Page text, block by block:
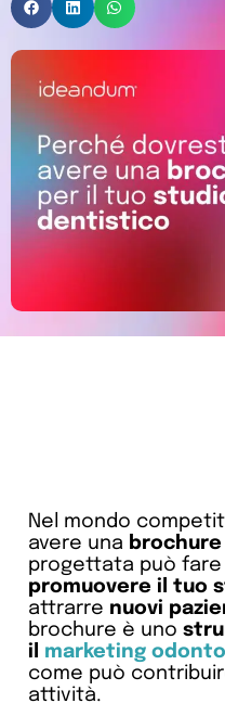
Nel mondo
avere una
progettata può fare
promuovere il tuo
attrarre nuovi
brochure è uno
il marketing
come può
attività.